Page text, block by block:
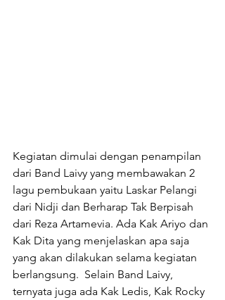
Kegiatan dimulai dengan penampilan
dari Band Laivy yang membawakan 2
lagu pembukaan yaitu Laskar Pelangi
dari Nidji dan Berharap Tak Berpisah
dari Reza Artamevia. Ada Kak Ariyo dan
Kak Dita yang menjelaskan apa saja
yang akan dilakukan selama kegiatan
berlangsung.  Selain Band Laivy,
ternyata juga ada Kak Ledis, Kak Rocky